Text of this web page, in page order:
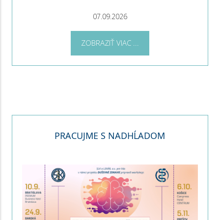
07.09.2026
ZOBRAZIŤ VIAC ...
PRACUJME S NADHĹADOM